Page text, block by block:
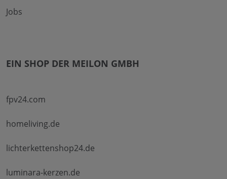
Jobs
EIN SHOP DER MEILON GMBH
fpv24.com
homeliving.de
lichterkettenshop24.de
luminara-kerzen.de